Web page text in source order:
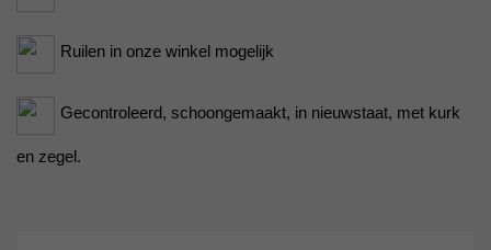
Ruilen in onze winkel mogelijk
Gecontroleerd, schoongemaakt, in nieuwstaat, met kurk
en zegel.